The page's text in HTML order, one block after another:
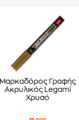
Μαρκαδόρος Γραφής
Ακρυλικός Legami
Χρυσό